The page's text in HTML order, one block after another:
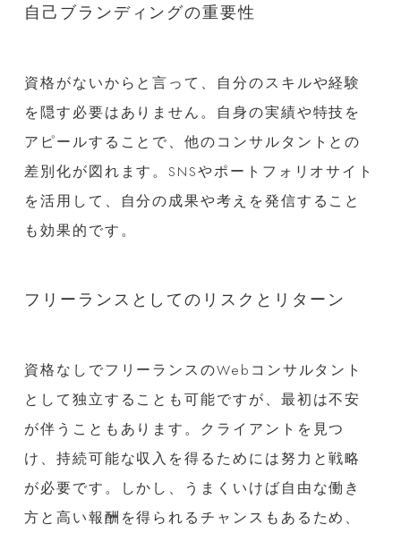
自己ブランディングの重要性
資格がないからと言って、自分のスキルや経験
を隠す必要はありません。自身の実績や特技を
アピールすることで、他のコンサルタントとの
差別化が図れます。SNSやポートフォリオサイト
を活用して、自分の成果や考えを発信すること
も効果的です。
フリーランスとしてのリスクとリターン
資格なしでフリーランスのWebコンサルタント
として独立することも可能ですが、最初は不安
が伴うこともあります。クライアントを見つ
け、持続可能な収入を得るためには努力と戦略
が必要です。しかし、うまくいけば自由な働き
方と高い報酬を得られるチャンスもあるため、